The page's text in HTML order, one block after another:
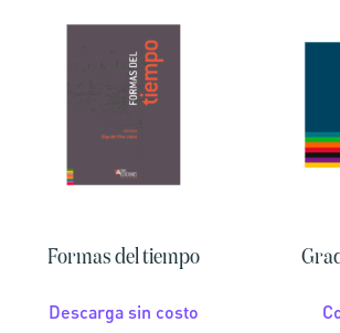
Formas del tiempo
Descarga sin costo